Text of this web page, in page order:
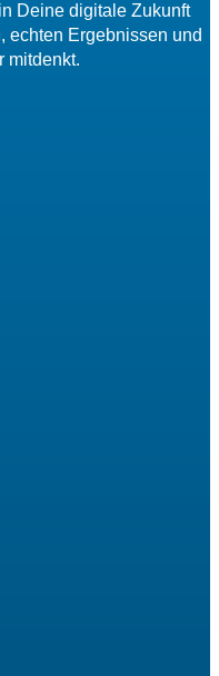
Deine digitale Zukunft
echten Ergebnissen und
mitdenkt.